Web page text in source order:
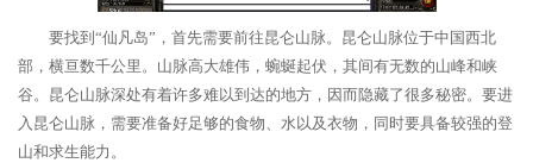
要找到“仙凡岛”，首先需要前往昆仑山脉。昆仑山脉位于中国西北
部，横亘数千公里。山脉高大雄伟，蜿蜒起伏，其间有无数的山峰和峡
谷。昆仑山脉深处有着许多难以到达的地方，因而隐藏了很多秘密。要进
入昆仑山脉，需要准备好足够的食物、水以及衣物，同时要具备较强的登
山和求生能力。